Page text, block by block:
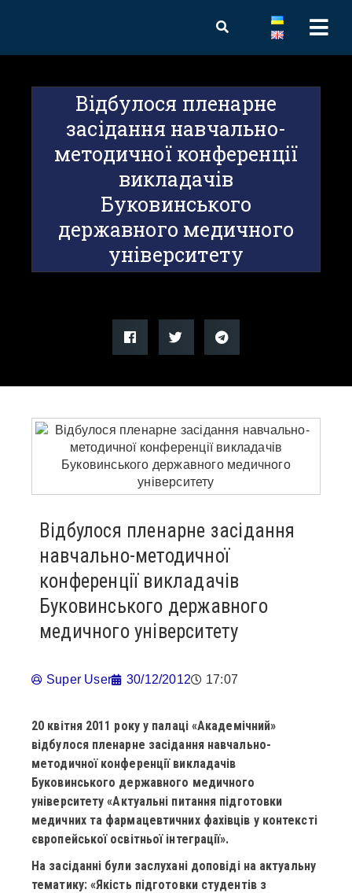
Відбулося пленарне
засідання навчально-
методичної конференції
викладачів
Буковинського
державного медичного
університету
Відбулося пленарне засідання
навчально-методичної
конференції викладачів
Буковинського державного
медичного університету
Super User 30/12/2012 17:07
20 квітня 2011 року у палаці «Академічний»
відбулося пленарне засідання навчально-
методичної конференції викладачів
Буковинського державного медичного
університету«Актуальні питання підготовки
медичних та фармацевтичних фахівців у контексті
європейської освітньої інтеграції».
На засіданні були заслухані доповіді на актуальну
тематику: «Якість підготовки студентів з